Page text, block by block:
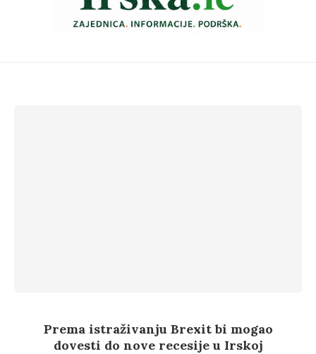
Prema istraživanju Brexit bi mogao
dovesti do nove recesije u Irskoj